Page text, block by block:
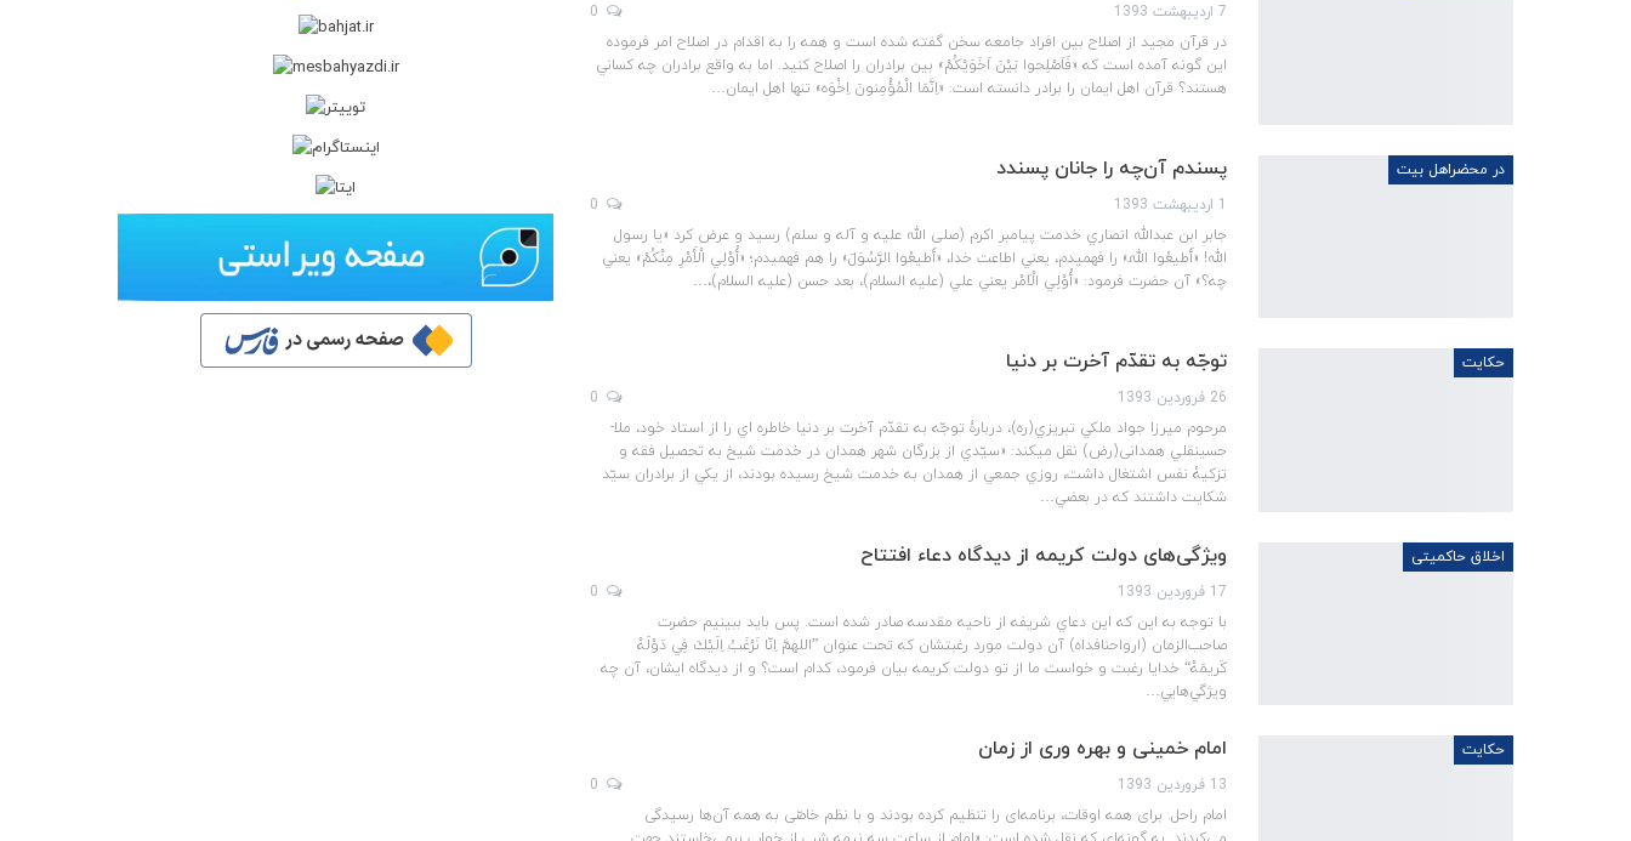
7 اردیبهشت 1393
در قرآن مجيد از اصلاح بين افراد جامعه سخن گفته شده است و همه را به اقدام در اصلاح امر فرموده
اين گونه آمده است كه «فَاَصْلِحوا بَيْنَ اَخَوَيْکُمْ» بين برادران را اصلاح كنيد. اما به واقع برادران چه كساني
هستند؟ قرآن اهل ايمان را برادر دانسته است: «اِنَّمَا الْمُؤْمِنونَ اِخْوَه» تنها اهل ايمان…
در محضراهل بیت پسندم آن‌چه را جانان پسندد
1 اردیبهشت 1393
جابر ابن عبدالله انصاري خدمت پيامبر اكرم (صلی الله علیه و آله و سلم) رسيد و عرض كرد «يا رسول
الله! «أَطيعُوا اللهَ» را فهميدم، يعني اطاعت خدا، «أَطيعُوا الرَّسُوَلَ» را هم فهميدم؛ «أُوْلِي الْأَمْرِ مِنْكُمْ» يعني
چه؟» آن حضرت فرمود: «أُوْلِي الْاَمْر يعني علي (علیه السلام)، بعد حسن (علیه السلام)،…
حکایت توجّه به تقدّم آخرت بر دنیا
26 فروردین 1393
مرحوم ميرزا جواد ملكي تبريزي(ره)، دربارۀ توجّه به تقدّم آخرت بر دنيا خاطره­ اي را از استاد خود، ملا­
حسينقلي همدانی(رض) نقل مي­كند: «سيّدي از بزرگان شهر همدان در خدمت شيخ به تحصيل فقه و
تزكيۀ نفس اشتغال داشت، روزي جمعي از همدان به خدمت شيخ رسيده بودند، از يكي از برادران سيّد
شكايت داشتند كه در بعضي…
اخلاق حاکمیتی ویژگی‌‌‌های دولت کریمه از دیدگاه دعاء افتتاح
17 فروردین 1393
با توجه به اين كه اين دعاي شريفه از ناحيه مقدسه صادر شده است. پس بايد ببينيم حضرت
صاحب‌الزمان (ارواحنافداه) آن دولت مورد رغبتشان كه تحت عنوان ”اللهمَّ اِنّا نَرْغَبُ اِلَيْكَ فِي دَوْلَهْ
كَريمَهْ“ خدايا رغبت و خواست ما از تو دولت كريمه بيان فرمود، كدام است؟ و از ديدگاه ايشان، آن چه
ويژگي‌هايي…
حکایت امام خمینی و بهره‌ وری از زمان
13 فروردین 1393
امام راحل. برای همه‌ اوقات، برنامه‌ای را تنظیم کرده بودند و با نظم خاصّی به همه آن‌ها رسیدگی